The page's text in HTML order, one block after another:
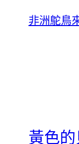
非洲鴕鳥
黃色